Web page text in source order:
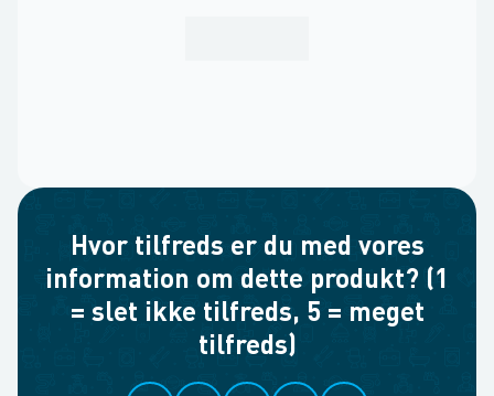
Hvor tilfreds er du med vores
information om dette produkt? (1
= slet ikke tilfreds, 5 = meget
tilfreds)